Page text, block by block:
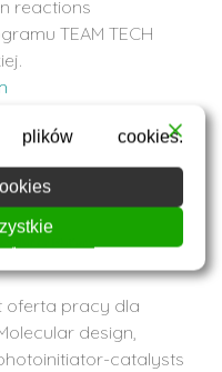
reactions
TEAM TECH
– 2 stypendia
w
oferta pracy dla
design,
catalysts
cookies.